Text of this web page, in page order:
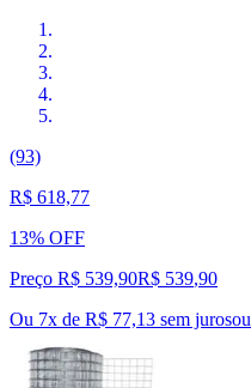
(93)
R$ 618,77
13% OFF
Preço R$ 539,90R$ 539,90
Ou 7x de R$ 77,13 sem jurosou